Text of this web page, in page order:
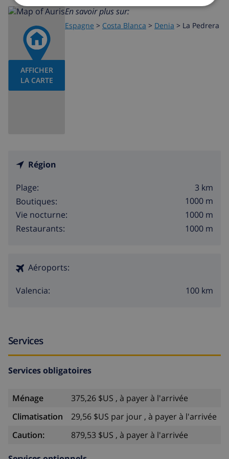
5 kilomètres de la villa)
Choses à voir et culture à Denia, sur la Costa Blanca
église (dans un rayon de 1000 mètres de la villa)
museé et château (dans un rayon de 5 kilomètres de
la villa)
randonnée subaquatique, surf et ski nautique (dans
golf, équitation et mountainbiking (dans un rayon
de 10 kilomètres de la villa)
radelage (dans un rayon de 50 kilomètres de la villa)
AFFICHER
LA CARTE
En savoir plus sur:
Espagne > Costa Blanca > Denia > La Pedrera
Région
Plage:
3 km
Boutiques:
1000 m
Vie nocturne:
1000 m
Restaurants:
1000 m
Aéroports:
Valencia: 100 km
Services
Services obligatoires
Ménage
375,26 $US , à payer à l'arrivée
Climatisation
29,56 $US par jour , à payer à l'arrivée
Caution:
879,53 $US , à payer à l'arrivée